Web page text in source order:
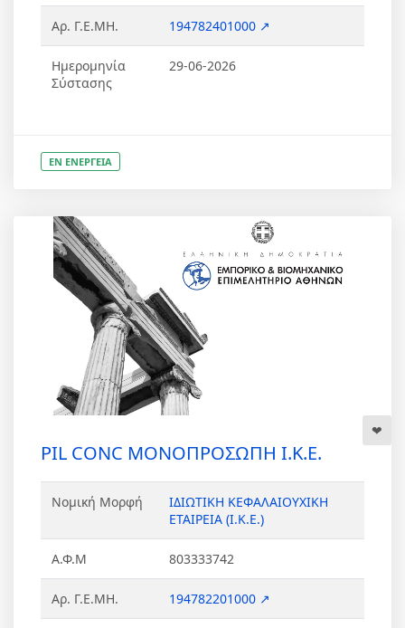
Αρ. Γ.Ε.ΜΗ. 194782401000 ↗
Ημερομηνία
Σύστασης
29-06-2026
ΕΝ ΕΝΕΡΓΕΙΑ
PIL CONC ΜΟΝΟΠΡΟΣΩΠΗ Ι.Κ.Ε.
Νομική Μορφή
ΙΔΙΩΤΙΚΗ ΚΕΦΑΛΑΙΟΥΧΙΚΗ
ΕΤΑΙΡΕΙΑ (Ι.Κ.Ε.)
Α.Φ.Μ 803333742
Αρ. Γ.Ε.ΜΗ. 194782201000 ↗